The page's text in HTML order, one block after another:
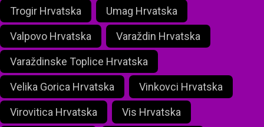
Trogir Hrvatska Umag Hrvatska
Valpovo Hrvatska Varaždin Hrvatska
Varaždinske Toplice Hrvatska
Velika Gorica Hrvatska Vinkovci Hrvatska
Virovitica Hrvatska Vis Hrvatska